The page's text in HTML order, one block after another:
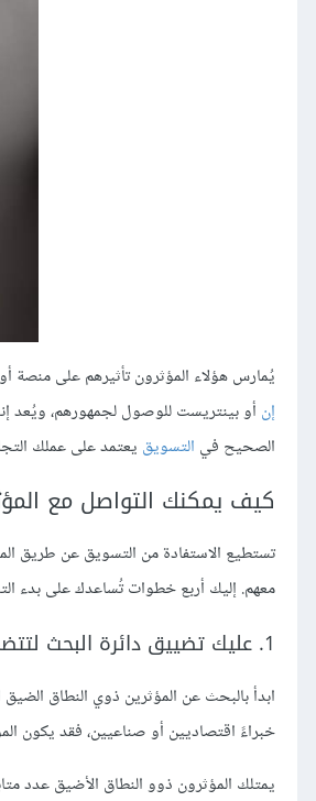
يُمارس هؤلاء المؤثرون تأثيرهم على منصة
إن أو بينتريست للوصول لجمهورهم، ويُعد
الصحيح في التسويق يعتمد على عملك
كيف يمكنك التواصل مع
تستطيع الاستفادة من التسويق عن طريق
معهم. إليك أربع خطوات تُساعدك على بدء
1. عليك تضييق دائرة البحث لتتضمن المؤثرين ذوي الوصول الجيد للمتابعين
خبراءً اقتصاديين أو صناعيين، فقد يكون
يمتلك المؤثرون ذوو النطاق الأضيق عدد